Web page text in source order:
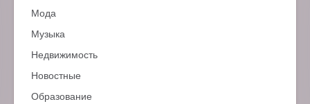
Мода
Музыка
Недвижимость
Новостные
Образование